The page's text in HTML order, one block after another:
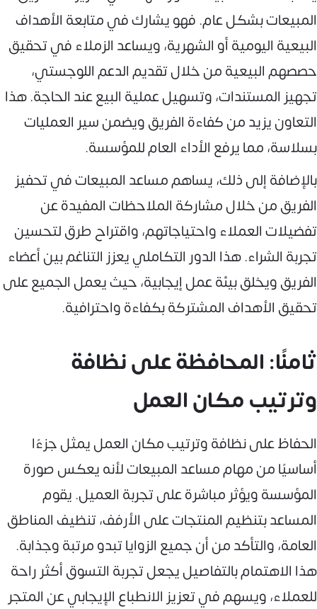
المبيعات بشكل عام. فهو يشارك في متابعة الأهداف
البيعية اليومية أو الشهرية، ويساعد الزملاء في تحقيق
حصصهم البيعية من خلال تقديم الدعم اللوجستي،
تجهيز المستندات، وتسهيل عملية البيع عند الحاجة. هذا
التعاون يزيد من كفاءة الفريق ويضمن سير العمليات
بسلاسة، مما يرفع الأداء العام للمؤسسة.
بالإضافة إلى ذلك، يساهم مساعد المبيعات في تحفيز
الفريق من خلال مشاركة الملاحظات المفيدة عن
تفضيلات العملاء واحتياجاتهم، واقتراح طرق لتحسين
تجربة الشراء. هذا الدور التكاملي يعزز التناغم بين أعضاء
الفريق ويخلق بيئة عمل إيجابية، حيث يعمل الجميع على
تحقيق الأهداف المشتركة بكفاءة واحترافية.
ثامنًا: المحافظة على نظافة
وترتيب مكان العمل
الحفاظ على نظافة وترتيب مكان العمل يمثل جزءًا
أساسيًا من مهام مساعد المبيعات لأنه يعكس صورة
المؤسسة ويؤثر مباشرة على تجربة العميل. يقوم
المساعد بتنظيم المنتجات على الأرفف، تنظيف المناطق
العامة، والتأكد من أن جميع الزوايا تبدو مرتبة وجذابة.
هذا الاهتمام بالتفاصيل يجعل تجربة التسوق أكثر راحة
للعملاء، ويسهم في تعزيز الانطباع الإيجابي عن المتجر